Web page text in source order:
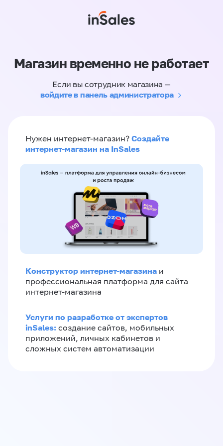
Магазин временно не работает
Если вы сотрудник магазина —
войдите в панель администратора
Нужен интернет-магазин? Создайте
интернет-магазин на InSales
Конструктор интернет-магазина и
профессиональная платформа для сайта
интернет-магазина
Услуги по разработке от экспертов
inSales: создание сайтов, мобильных
приложений, личных кабинетов и
сложных систем автоматизации